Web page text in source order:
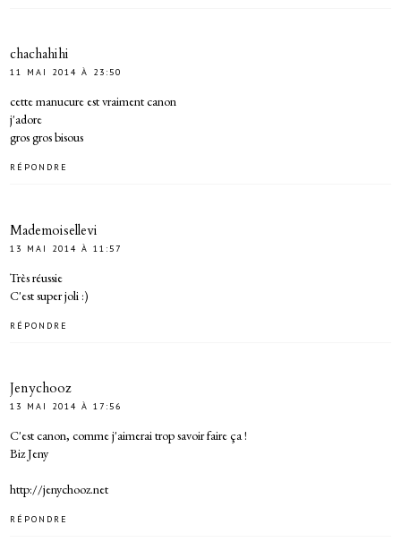
chachahihi
11 MAI 2014 À 23:50
cette manucure est vraiment canon
j'adore
gros gros bisous
RÉPONDRE
Mademoisellevi
13 MAI 2014 À 11:57
Très réussie
C'est super joli :)
RÉPONDRE
Jenychooz
13 MAI 2014 À 17:56
C'est canon, comme j'aimerai trop savoir faire ça !
Biz Jeny
http://jenychooz.net
RÉPONDRE